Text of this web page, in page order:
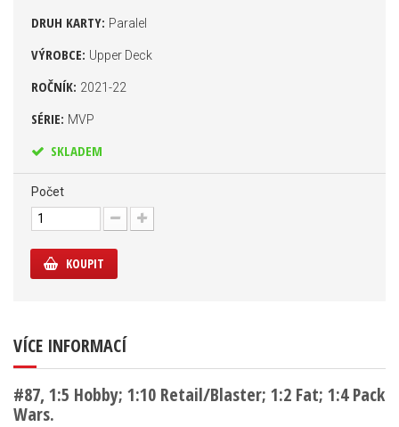
DRUH KARTY: Paralel
VÝROBCE: Upper Deck
ROČNÍK: 2021-22
SÉRIE: MVP
SKLADEM
Počet
KOUPIT
VÍCE INFORMACÍ
#87, 1:5 Hobby; 1:10 Retail/Blaster; 1:2 Fat; 1:4 Pack
Wars.